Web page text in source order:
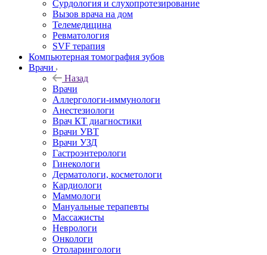
Сурдология и слухопротезирование
Вызов врача на дом
Телемедицина
Ревматология
SVF терапия
Компьютерная томография зубов
Врачи
Назад
Врачи
Аллергологи-иммунологи
Анестезиологи
Врач КТ диагностики
Врачи УВТ
Врачи УЗД
Гастроэнтерологи
Гинекологи
Дерматологи, косметологи
Кардиологи
Маммологи
Мануальные терапевты
Массажисты
Неврологи
Онкологи
Отоларингологи